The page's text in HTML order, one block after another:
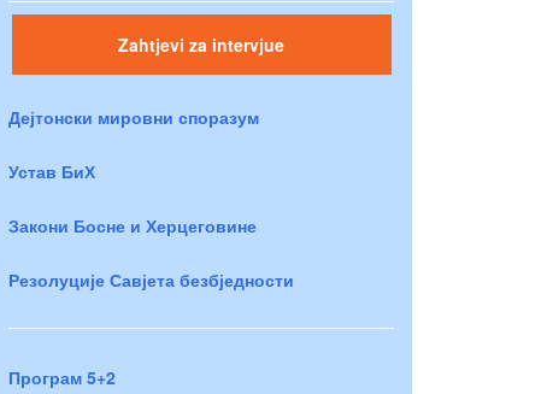
Zahtjevi za intervjue
Дејтонски мировни споразум
Устав БиХ
Закони Босне и Херцеговине
Резолуције Савјета безбједности
Програм 5+2